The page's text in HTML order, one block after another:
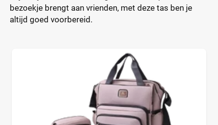
bezoekje brengt aan vrienden, met deze tas ben je
altijd goed voorbereid.